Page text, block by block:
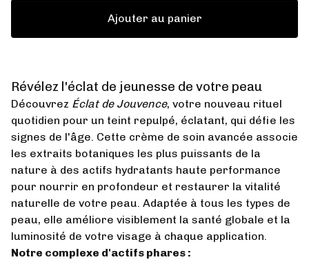
Ajouter au panier
Révélez l'éclat de jeunesse de votre peau
Découvrez Éclat de Jouvence, votre nouveau rituel
quotidien pour un teint repulpé, éclatant, qui défie les
signes de l'âge. Cette crème de soin avancée associe
les extraits botaniques les plus puissants de la
nature à des actifs hydratants haute performance
pour nourrir en profondeur et restaurer la vitalité
naturelle de votre peau. Adaptée à tous les types de
peau, elle améliore visiblement la santé globale et la
luminosité de votre visage à chaque application.
Notre complexe d'actifs phares :